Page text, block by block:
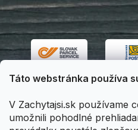
Táto webstránka používa
V Zachytajsi.sk používame
umožnili pohodlné